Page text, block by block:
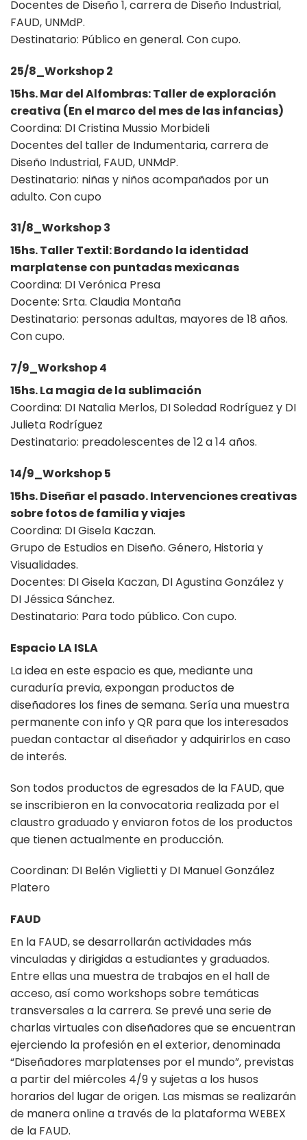
Docentes de Diseño 1, carrera de Diseño Industrial,
FAUD, UNMdP.
Destinatario: Público en general. Con cupo.
25/8_Workshop 2
15hs. Mar del Alfombras: Taller de exploración
creativa (En el marco del mes de las infancias)
Coordina: DI Cristina Mussio Morbideli
Docentes del taller de Indumentaria, carrera de
Diseño Industrial, FAUD, UNMdP.
Destinatario: niñas y niños acompañados por un
adulto. Con cupo
31/8_Workshop 3
15hs. Taller Textil: Bordando la identidad
marplatense con puntadas mexicanas
Coordina: DI Verónica Presa
Docente: Srta. Claudia Montaña
Destinatario: personas adultas, mayores de 18 años.
Con cupo.
7/9_Workshop 4
15hs. La magia de la sublimación
Coordina: DI Natalia Merlos, DI Soledad Rodríguez y DI
Julieta Rodríguez
Destinatario: preadolescentes de 12 a 14 años.
14/9_Workshop 5
15hs. Diseñar el pasado. Intervenciones creativas
sobre fotos de familia y viajes
Coordina: DI Gisela Kaczan.
Grupo de Estudios en Diseño. Género, Historia y
Visualidades.
Docentes: DI Gisela Kaczan, DI Agustina González y
DI Jéssica Sánchez.
Destinatario: Para todo público. Con cupo.
Espacio LA ISLA
La idea en este espacio es que, mediante una
curaduría previa, expongan productos de
diseñadores los fines de semana. Sería una muestra
permanente con info y QR para que los interesados
puedan contactar al diseñador y adquirirlos en caso
de interés.
Son todos productos de egresados de la FAUD, que
se inscribieron en la convocatoria realizada por el
claustro graduado y enviaron fotos de los productos
que tienen actualmente en producción.
Coordinan: DI Belén Viglietti y DI Manuel González
Platero
FAUD
En la FAUD, se desarrollarán actividades más
vinculadas y dirigidas a estudiantes y graduados.
Entre ellas una muestra de trabajos en el hall de
acceso, así como workshops sobre temáticas
transversales a la carrera. Se prevé una serie de
charlas virtuales con diseñadores que se encuentran
ejerciendo la profesión en el exterior, denominada
“Diseñadores marplatenses por el mundo”, previstas
a partir del miércoles 4/9 y sujetas a los husos
horarios del lugar de origen. Las mismas se realizarán
de manera online a través de la plataforma WEBEX
de la FAUD.